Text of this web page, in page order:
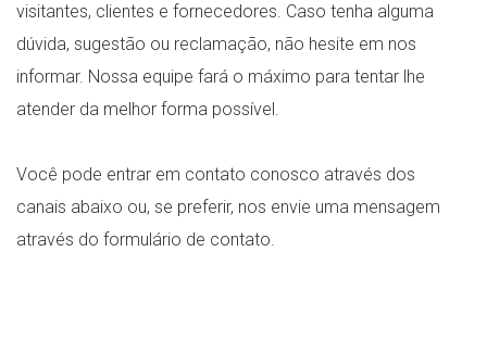
visitantes, clientes e fornecedores. Caso tenha alguma
dúvida, sugestão ou reclamação, não hesite em nos
informar. Nossa equipe fará o máximo para tentar lhe
atender da melhor forma possível.
Você pode entrar em contato conosco através dos
canais abaixo ou, se preferir, nos envie uma mensagem
através do formulário de contato.